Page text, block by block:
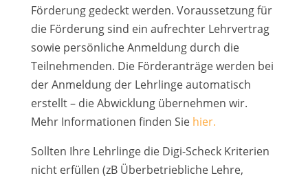
Förderung gedeckt werden. Voraussetzung für
die Förderung sind ein aufrechter Lehrvertrag
sowie persönliche Anmeldung durch die
Teilnehmenden. Die Förderanträge werden bei
der Anmeldung der Lehrlinge automatisch
erstellt – die Abwicklung übernehmen wir.
Mehr Informationen finden Sie hier.
Sollten Ihre Lehrlinge die Digi-Scheck Kriterien
nicht erfüllen (zB Überbetriebliche Lehre,